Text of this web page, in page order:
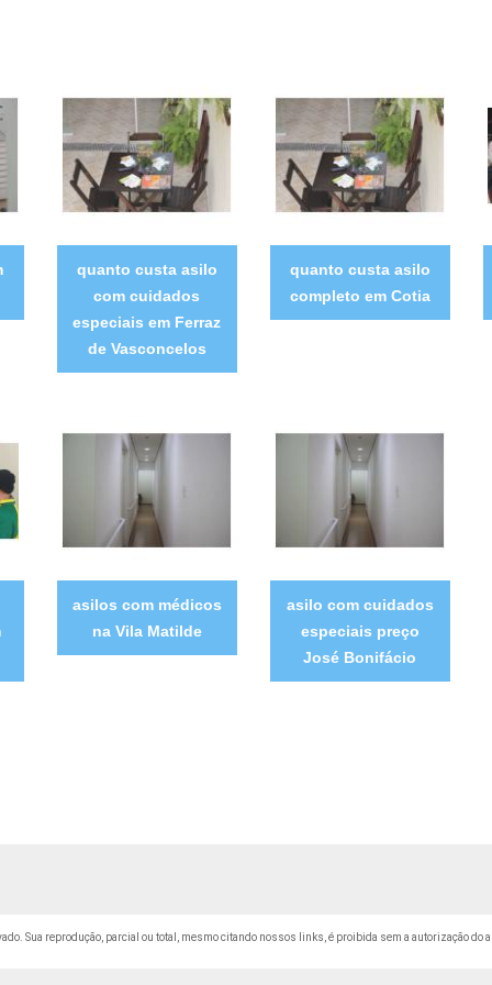
quanto custa asilo
com cuidados
especiais em Ferraz
de Vasconcelos
quanto custa asilo
completo em Cotia
asilos com médicos
na Vila Matilde
asilo com cuidados
especiais preço
José Bonifácio
Sua reprodução, parcial ou total, mesmo citando nossos links, é proibida sem a autorização